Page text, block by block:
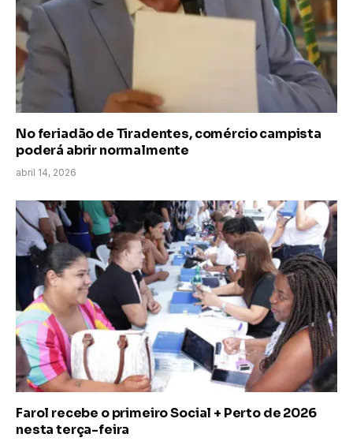
No feriadão de Tiradentes, comércio campista
poderá abrir normalmente
abril 14, 2026
Farol recebe o primeiro Social + Perto de 2026
nesta terça-feira